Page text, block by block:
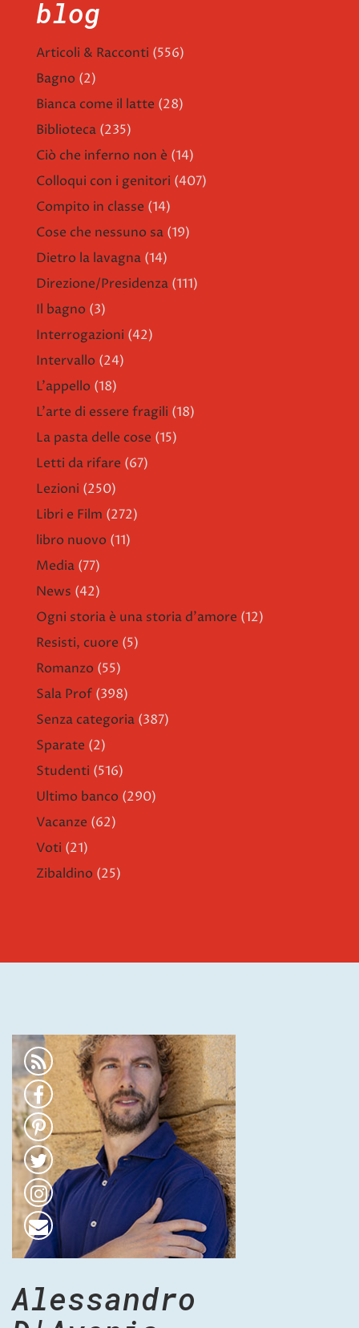
blog
Articoli & Racconti (556)
Bagno (2)
Bianca come il latte (28)
Biblioteca (235)
Ciò che inferno non è (14)
Colloqui con i genitori (407)
Compito in classe (14)
Cose che nessuno sa (19)
Dietro la lavagna (14)
Direzione/Presidenza (111)
Il bagno (3)
Interrogazioni (42)
Intervallo (24)
L'appello (18)
L'arte di essere fragili (18)
La pasta delle cose (15)
Letti da rifare (67)
Lezioni (250)
Libri e Film (272)
libro nuovo (11)
Media (77)
News (42)
Ogni storia è una storia d'amore (12)
Resisti, cuore (5)
Romanzo (55)
Sala Prof (398)
Senza categoria (387)
Sparate (2)
Studenti (516)
Ultimo banco (290)
Vacanze (62)
Voti (21)
Zibaldino (25)
Alessandro